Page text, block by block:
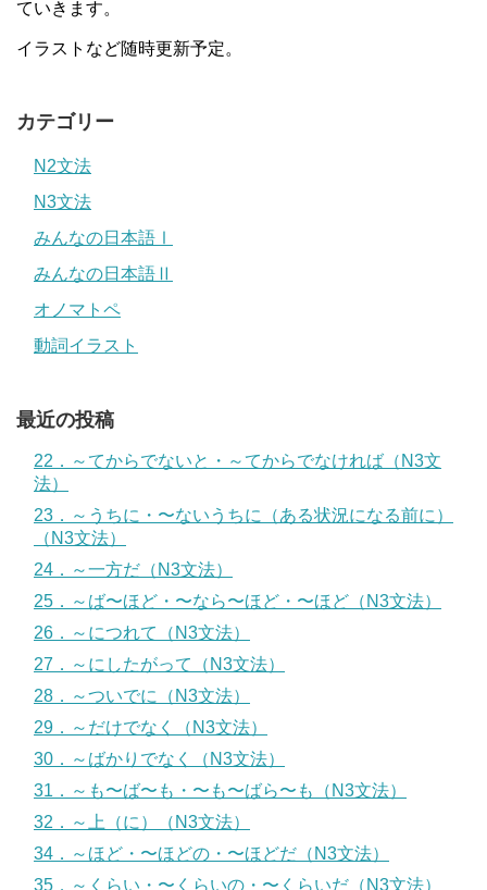
ていきます。
イラストなど随時更新予定。
カテゴリー
N2文法
N3文法
みんなの日本語Ⅰ
みんなの日本語Ⅱ
オノマトペ
動詞イラスト
最近の投稿
22．～てからでないと・～てからでなければ（N3文
法）
23．～うちに・〜ないうちに（ある状況になる前に）
（N3文法）
24．～一方だ（N3文法）
25．～ば〜ほど・〜なら〜ほど・〜ほど（N3文法）
26．～につれて（N3文法）
27．～にしたがって（N3文法）
28．～ついでに（N3文法）
29．～だけでなく（N3文法）
30．～ばかりでなく（N3文法）
31．～も〜ば〜も・〜も〜ばら〜も（N3文法）
32．～上（に）（N3文法）
34．～ほど・〜ほどの・〜ほどだ（N3文法）
35．～くらい・〜くらいの・〜くらいだ（N3文法）